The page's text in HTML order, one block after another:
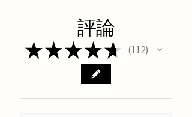
評論
★★★★★ 112
112